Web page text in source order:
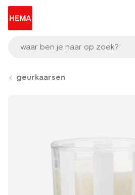
waar ben je naar op zoek?
geurkaarsen